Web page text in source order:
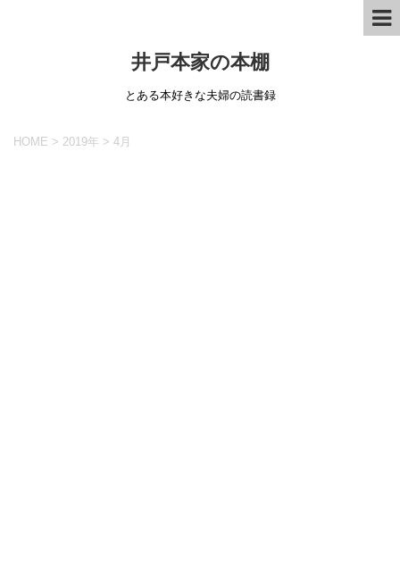
井戸本家の本棚
とある本好きな夫婦の読書録
HOME > 2019年 > 4月